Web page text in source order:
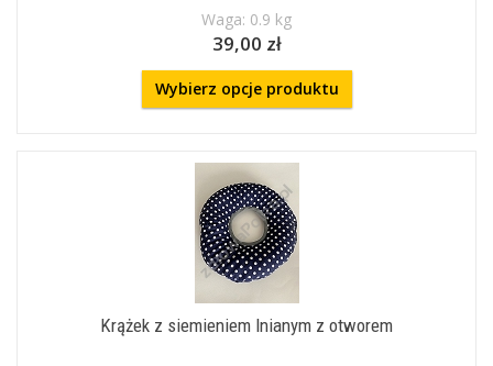
Waga: 0.9 kg
39,00 zł
Wybierz opcje produktu
Krążek z siemieniem lnianym z otworem